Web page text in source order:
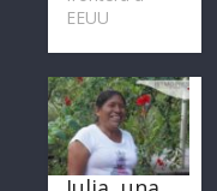
EEUU